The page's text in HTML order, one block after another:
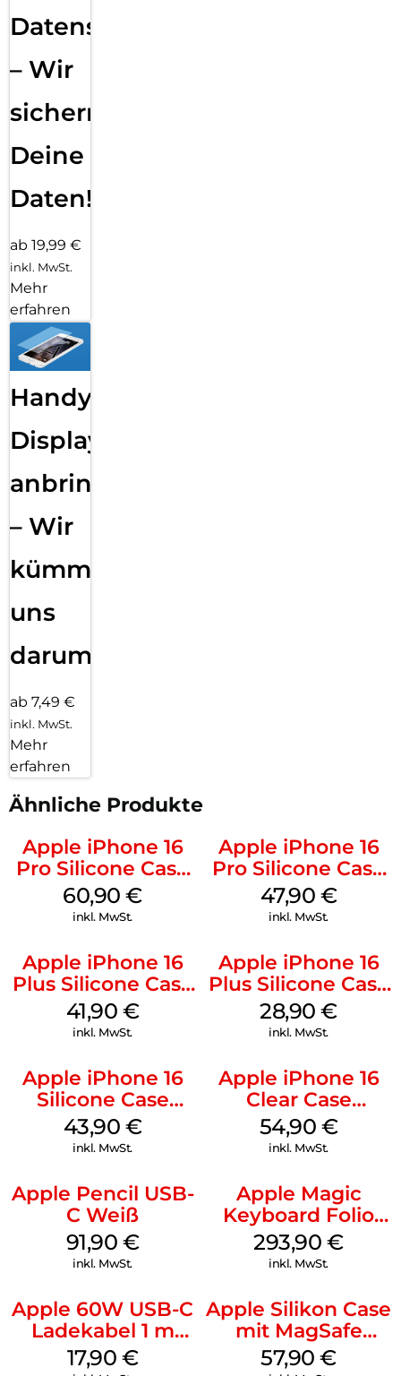
Datensicherung
– Wir
sichern
Deine
Daten!
ab 19,99 €
inkl. MwSt.
Mehr
erfahren
Handy
Displayfolie
anbringen
– Wir
kümmern
uns
darum!
ab 7,49 €
inkl. MwSt.
Mehr
erfahren
Ähnliche Produkte
Apple iPhone 16
Pro Silicone Case
MagSafe Stone
Gray
60,90€
inkl. MwSt.
Apple iPhone 16
Pro Silicone Case
MagSafe Denim
47,90 €
inkl. MwSt.
Apple iPhone 16
Plus Silicone Case
MagSafe Stone
Gray
41,90 €
inkl. MwSt.
Apple iPhone 16
Plus Silicone Case
MagSafe Black
28,90€
inkl. MwSt.
Apple iPhone 16
Silicone Case
MagSafe Plum
43,90 €
inkl. MwSt.
Apple iPhone 16
Clear Case
MagSafe
Transparent
54,90 €
inkl. MwSt.
Apple Pencil USB-
C Weiß
91,90 €
inkl. MwSt.
Apple Magic
Keyboard Folio
iPad 10.9″ (10.Gen.)
Weiß
293,90€
inkl. MwSt.
Apple 60W USB-C
Ladekabel 1 m
Weiß
17,90 €
Apple Silikon Case
mit MagSafe
iPhone 14 Pro
57,90€